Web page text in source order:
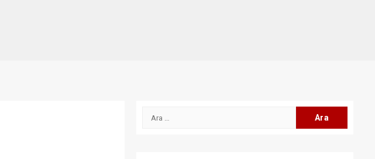
Arama: